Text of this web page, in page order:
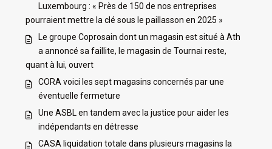
Luxembourg : « Près de 150 de nos entreprises
pourraient mettre la clé sous le paillasson en 2025 »
Le groupe Coprosain dont un magasin est situé à Ath
a annoncé sa faillite, le magasin de Tournai reste,
quant à lui, ouvert
CORA voici les sept magasins concernés par une
éventuelle fermeture
Une ASBL en tandem avec la justice pour aider les
indépendants en détresse
CASA liquidation totale dans plusieurs magasins la